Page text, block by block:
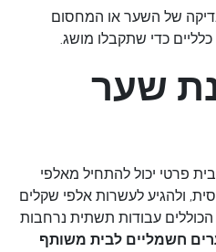
של השער או המחסום
כדי שתקבלו מושג.
שער
פרטי יכול להתחיל מאלפי
ולהגיע לעשרות אלפי שקלים
עבודות תשתית נרחבות
חשמליים לבית משותף